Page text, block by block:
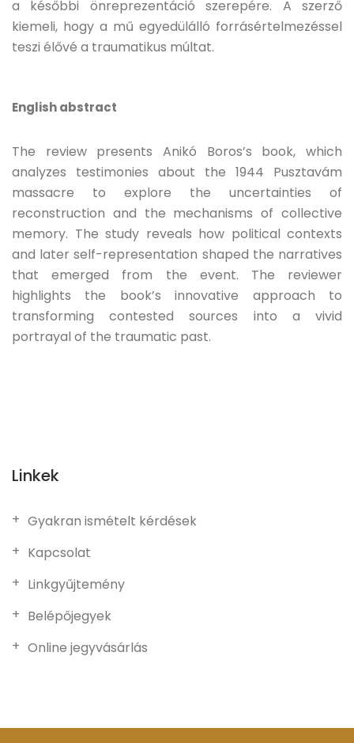
a későbbi önreprezentáció szerepére. A szerző
kiemeli, hogy a mű egyedülálló forrásértelmezéssel
teszi élővé a traumatikus múltat.
English abstract
The review presents Anikó Boros’s book, which
analyzes testimonies about the 1944 Pusztavám
massacre to explore the uncertainties of
reconstruction and the mechanisms of collective
memory. The study reveals how political contexts
and later self-representation shaped the narratives
that emerged from the event. The reviewer
highlights the book’s innovative approach to
transforming contested sources into a vivid
portrayal of the traumatic past.
Linkek
Gyakran ismételt kérdések
Kapcsolat
Linkgyűjtemény
Belépőjegyek
Online jegyvásárlás